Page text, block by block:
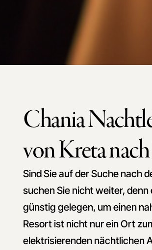
Chania
von Kreta
Sind Sie auf der Suche nach
suchen Sie nicht weiter, denn
günstig gelegen, um einen
Resort ist nicht nur ein Ort
elektrisierenden nächtlichen